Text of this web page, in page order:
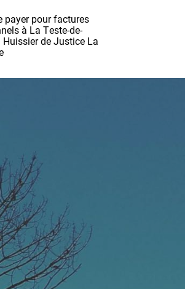
payer pour factures
à La Teste-de-
de Justice La